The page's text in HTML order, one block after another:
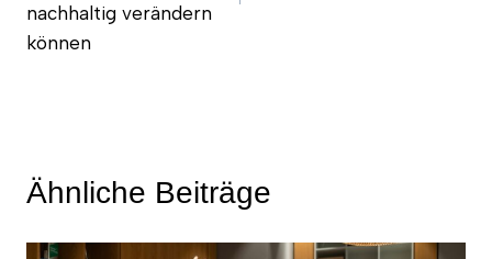
nachhaltig verändern
können
Ähnliche Beiträge